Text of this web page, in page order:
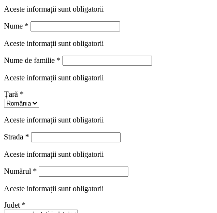
Aceste informații sunt obligatorii
Nume *
Aceste informații sunt obligatorii
Nume de familie *
Aceste informații sunt obligatorii
Țară *
Aceste informații sunt obligatorii
Strada *
Aceste informații sunt obligatorii
Numărul *
Aceste informații sunt obligatorii
Judet *